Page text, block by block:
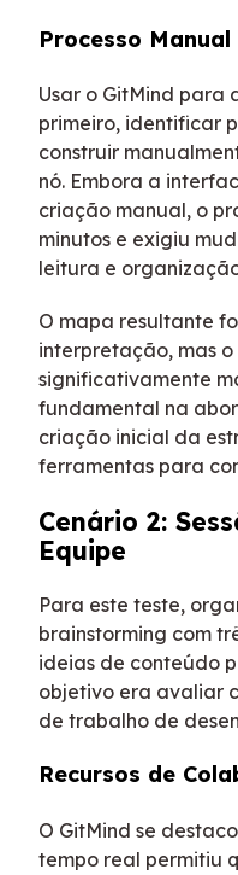
Processo
Usar o GitMind para
primeiro, identificar
construir
nó. Embora a
criação manual, o
minutos e exigiu
leitura e
O mapa resultante
interpretação, mas
significativamente
fundamental na
criação inicial da
ferramentas para
Cenário 2:
Equipe
Para este teste,
brainstorming com
ideias de conteúdo
objetivo era avaliar
de trabalho de
Recursos de
O GitMind se
tempo real permitiu